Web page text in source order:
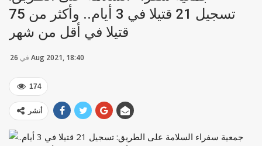
تسجيل 21 قتيلا في 3 أيام.. وأكثر من 75
قتيلا في أقل من شهر
في 26 Aug 2021, 18:40
174
أنشر